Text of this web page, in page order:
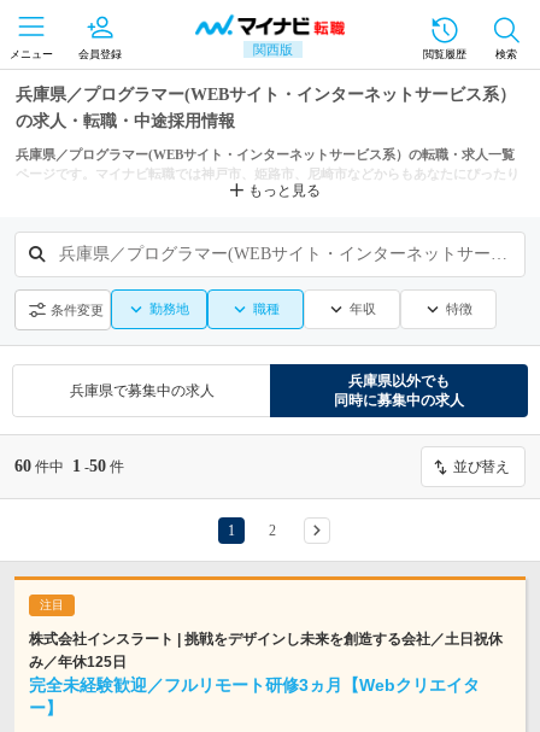
関西版
メニュー 会員登録 閲覧履歴 検索
兵庫県／プログラマー(WEBサイト・インターネットサービス系）
の求人・転職・中途採用情報
兵庫県／プログラマー(WEBサイト・インターネットサービス系）の転職・求人一覧
ページです。マイナビ転職では神戸市、姫路市、尼崎市などからもあなたにぴったり
もっと見る
兵庫県／プログラマー(WEBサイト・インターネットサービス系）
条件変更 勤務地 職種 年収 特徴
兵庫県で募集中の求人
兵庫県以外でも
同時に募集中の求人
60 件中 1 -50 件 並び替え
1 2
株式会社インスラート | 挑戦をデザインし未来を創造する会社／土日祝休
み／年休125日
完全未経験歓迎／フルリモート研修3ヵ月【Webクリエイタ
ー】